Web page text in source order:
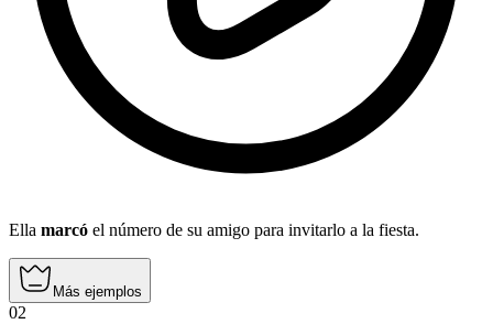
Ella marcó el número de su amigo para invitarlo a la fiesta.
Más ejemplos
02